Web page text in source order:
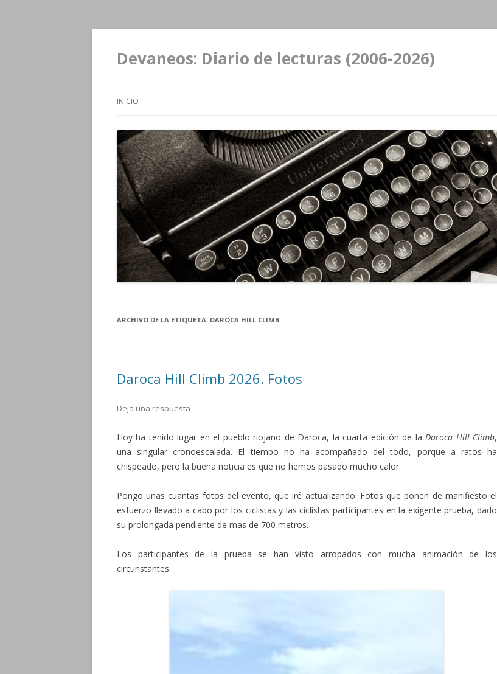
Devaneos: Diario de lecturas (2006-2026)
INICIO
ARCHIVO DE LA ETIQUETA: DAROCA HILL CLIMB
Daroca Hill Climb 2026. Fotos
Deja una respuesta
Hoy ha tenido lugar en el pueblo riojano de Daroca, la cuarta edición de laDaroca Hill Climb,
una singular cronoescalada. El tiempo no ha acompañado del todo, porque a ratos ha
chispeado, pero la buena noticia es que no hemos pasado mucho calor.
Pongo unas cuantas fotos del evento, que iré actualizando. Fotos que ponen de manifiesto el
esfuerzo llevado a cabo por los ciclistas y las ciclistas participantes en la exigente prueba, dado
su prolongada pendiente de mas de 700 metros.
Los participantes de la prueba se han visto arropados con mucha animación de los
circunstantes.